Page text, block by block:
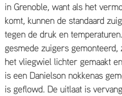
in Grenoble, want als het
komt, kunnen de standaard
tegen de druk en
gesmede zuigers gemonteerd,
het vliegwiel lichter gemaakt
is een Danielson nokkenas
is geflowd. De uitlaat is